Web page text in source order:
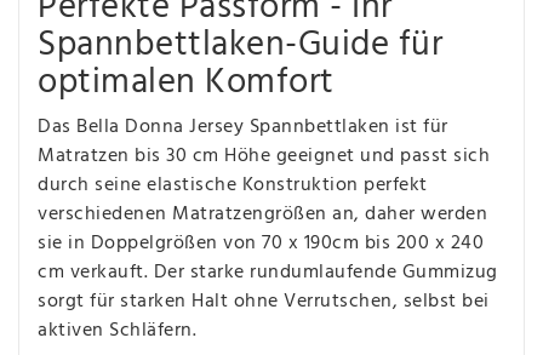
Spannbettlaken-Guide für
optimalen Komfort
Das Bella Donna Jersey Spannbettlaken ist für
Matratzen bis 30 cm Höhe geeignet und passt sich
durch seine elastische Konstruktion perfekt
verschiedenen Matratzengrößen an, daher werden
sie in Doppelgrößen von 70 x 190cm bis 200 x 240
cm verkauft. Der starke rundumlaufende Gummizug
sorgt für starken Halt ohne Verrutschen, selbst bei
aktiven Schläfern.